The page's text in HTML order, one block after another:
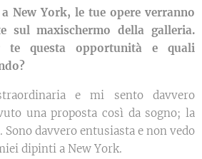
New York, le tue opere verranno
sul maxischermo della galleria.
te questa opportunità e quali
e mi sento davvero
una proposta così da sogno; la
davvero entusiasta e non vedo
dipinti a New York.